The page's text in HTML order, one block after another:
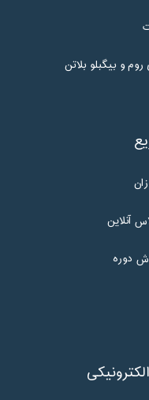
و بیگبلو بلاتن
آنلاین
دوره